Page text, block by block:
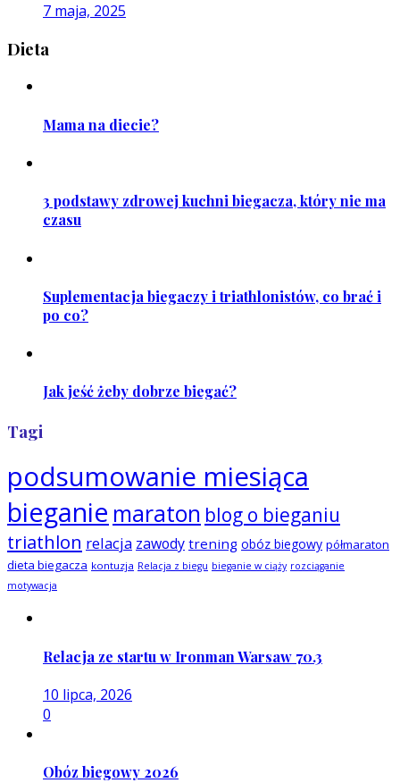
7 maja, 2025
Dieta
Mama na diecie?
3 podstawy zdrowej kuchni biegacza, który nie ma
czasu
Suplementacja biegaczy i triathlonistów, co brać i
po co?
Jak jeść żeby dobrze biegać?
Tagi
podsumowanie miesiąca
bieganie maraton blog o bieganiu
triathlon relacja zawody trening obóz biegowy półmaraton
dieta biegacza kontuzja Relacja z biegu bieganie w ciąży rozciąganie
motywacja
Relacja ze startu w Ironman Warsaw 70.3
10 lipca, 2026
0
Obóz biegowy 2026